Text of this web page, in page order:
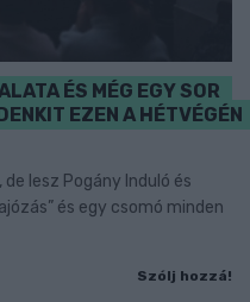
ÉS MÉG EGY SOR
EZEN A HÉTVÉGÉN
lesz Pogány Induló és
és egy csomó minden
Szólj hozzá!